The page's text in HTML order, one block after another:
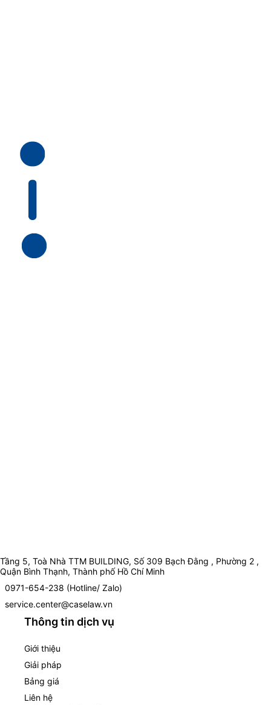
Tầng 5, Toà Nhà TTM BUILDING, Số 309 Bạch Đằng , Phường 2 ,
Quận Bình Thạnh, Thành phố Hồ Chí Minh
0971-654-238 (Hotline/ Zalo)
service.center@caselaw.vn
Thông tin dịch vụ
Giới thiệu
Giải pháp
Bảng giá
Liên hệ